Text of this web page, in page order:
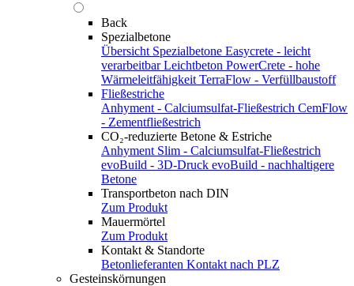
Back
Spezialbetone
Übersicht Spezialbetone Easycrete - leicht
verarbeitbar Leichtbeton PowerCrete - hohe
Wärmeleitfähigkeit TerraFlow - Verfüllbaustoff
Fließestriche
Anhyment - Calciumsulfat-Fließestrich CemFlow
- Zementfließestrich
CO₂-reduzierte Betone & Estriche
Anhyment Slim - Calciumsulfat-Fließestrich
evoBuild - 3D-Druck evoBuild - nachhaltigere
Betone
Transportbeton nach DIN
Zum Produkt
Mauermörtel
Zum Produkt
Kontakt & Standorte
Betonlieferanten Kontakt nach PLZ
Gesteinskörnungen